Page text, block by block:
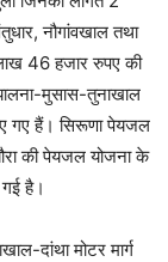
नौगांवखाल तथा
46 हजार रुपए की
मुसास-तुनाखाल
गए हैं। सिरूणा पेयजल
की पेयजल योजना के
है।
दांथा मोटर मार्ग